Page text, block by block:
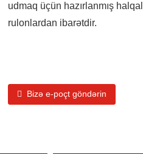
udmaq üçün hazırlanmış
rulonlardan ibarətdir.
Bizə e-poçt göndərin